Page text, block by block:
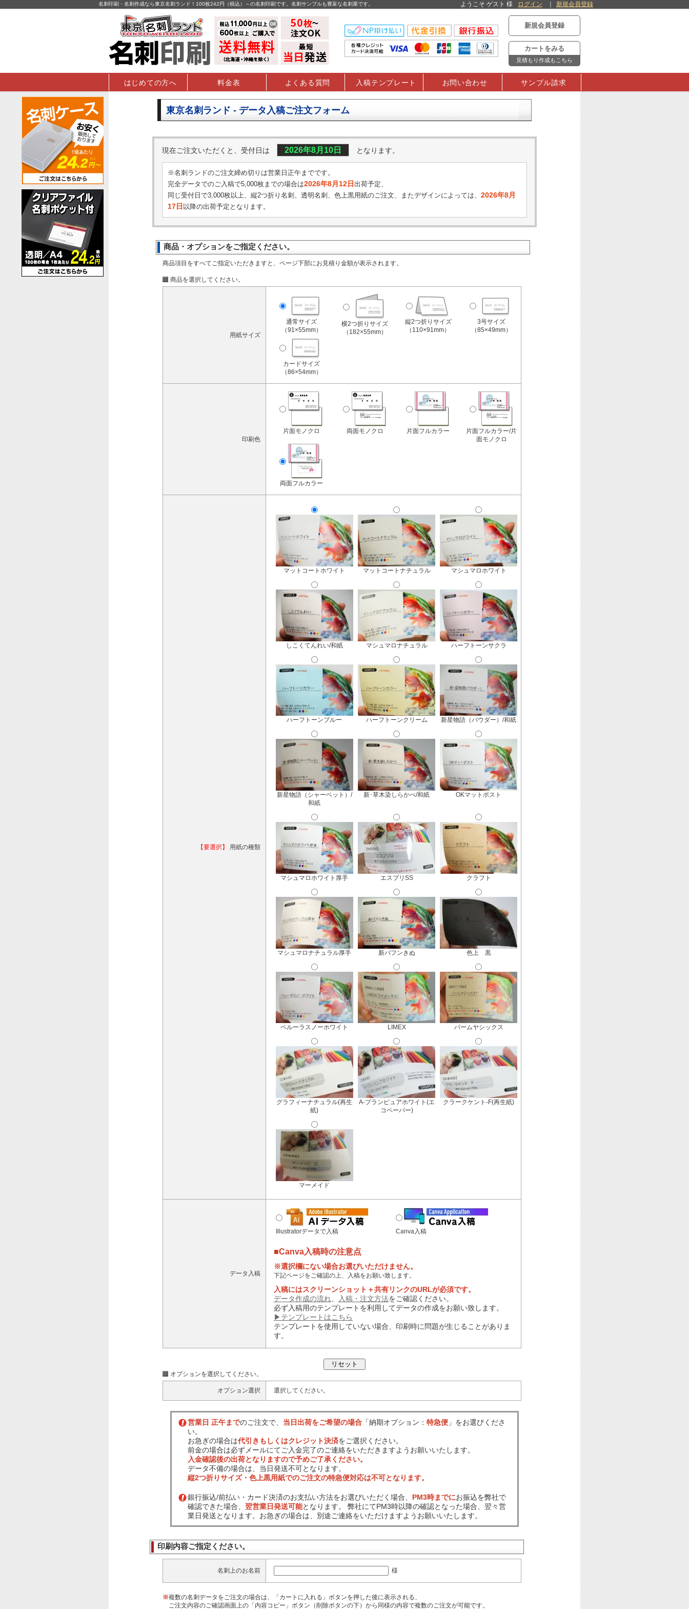
名刺印刷・名刺作成なら東京名刺ランド！100枚242円（税込）～の名刺印刷です。名刺サンプルも豊富な名刺屋です。 ようこそ ゲスト 様 ログイン 新規会員登録
新規会員登録
カートをみる
見積もり作成もこちら
はじめての方へ 料金表 よくある質問 入稿テンプレート お問い合わせ サンプル請求
東京名刺ランド - データ入稿ご注文フォーム
現在ご注文いただくと、受付日は 2026年8月10日 となります。
※名刺ランドのご注文締め切りは営業日正午までです。
完全データでのご入稿で5,000枚までの場合は2026年8月12日 出荷予定、
同じ受付日で3,000枚以上、縦2つ折り名刺、透明名刺、 色上黒用紙のご注文、またデザインによっては、 2026年8月
17日 以降の出荷予定となります。
商品・オプションをご指定ください。
商品項目をすべてご指定いただきますと、ページ下部にお見積り金額が表示されます。
商品を選択してください。
用紙サイズ
通常サイズ
（91×55mm）
横2つ折りサイズ
（182×55mm）
縦2つ折りサイズ
（110×91mm）
3号サイズ
（85×49mm）
カードサイズ
（86×54mm）
印刷色
片面モノクロ 両面モノクロ 片面フルカラー
片面フルカラー/片
面モノクロ
両面フルカラー
【要選択】 用紙の種類
マットコートホワイト マットコートナチュラル マシュマロホワイト
しこくてんれい/和紙 マシュマロナチュラル ハーフトーンサクラ
ハーフトーンブルー ハーフトーンクリーム 新星物語（パウダー）/和紙
新星物語（シャーベット）/
和紙
新･草木染しらかべ/和紙 OKマットポスト
マシュマロホワイト厚手 エスプリSS クラフト
マシュマロナチュラル厚手 新バフンきぬ 色上 黒
ペルーラスノーホワイト LIMEX パームヤシックス
グラフィーナチュラル(再生
紙)
A-プランピュアホワイト(エ
コペーパー)
クラークケント-F(再生紙)
マーメイド
データ入稿
Illustratorデータで入稿 Canva入稿
■Canva入稿時の注意点
※選択欄にない場合お選びいただけません。
下記ページをご確認の上、入稿をお願い致します。
入稿にはスクリーンショット＋共有リンクのURLが必須です。
データ作成の流れ
入稿・注文方法をご確認ください。
必ず入稿用のテンプレートを利用してデータの作成をお願い致します。
▶テンプレートはこちら
テンプレートを使用していない場合、印刷時に問題が生じることがありま
す。
オプションを選択してください。
オプション選択 選択してください。
営業日 正午までのご注文で、 当日出荷をご希望の場合 「納期オプション： 特急便 」をお選びくださ
い。
お急ぎの場合は代引きもしくはクレジット決済をご選択ください。
前金の場合は必ずメールにてご入金完了のご連絡をいただきますようお願いいたします。
入金確認後の出荷となりますので予めご了承ください。
データ不備の場合は、当日発送不可となります。
縦2つ折りサイズ・色上黒用紙でのご注文の特急便対応は不可となります。
銀行振込/前払い・カード決済のお支払い方法をお選びいただく場合、 PM3時までにお振込を弊社で
確認できた場合、 翌営業日発送可能となります。 弊社にてPM3時以降の確認となった場合、翌々営
業日発送となります。お急ぎの場合は、別途ご連絡をいただけますようお願いいたします。
印刷内容ご指定ください。
名刺上のお名前 様
※複数の名刺データをご注文の場合は、「カートに入れる」ボタンを押した後に表示される、
ご注文内容のご確認画面上の「内容コピー」ボタン（削除ボタンの下）から同様の内容で複数のご注文が可能です。